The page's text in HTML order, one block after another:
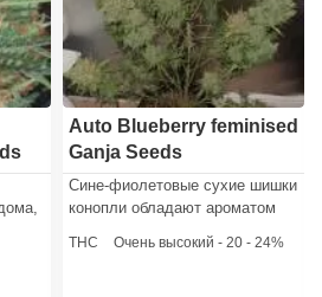
Auto Blueberry feminised
Ganja Seeds
Сине-фиолетовые сухие шишки
конопли обладают ароматом
толикой кофейных зерен, а
THC Очень высокий - 20 - 24%